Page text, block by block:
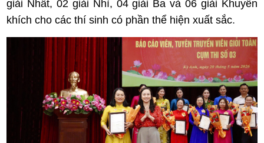
giải Nhất, 02 giải Nhì, 04 giải Ba và 06 giải Khuyến
khích cho các thí sinh có phần thể hiện xuất sắc.